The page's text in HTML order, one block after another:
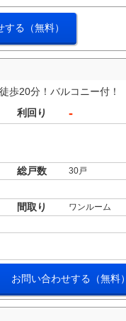
る（無料）
20分！バルコニー付！
利回り -
総戸数 30戸
間取り ワンルーム
お問い合わせする（無料）